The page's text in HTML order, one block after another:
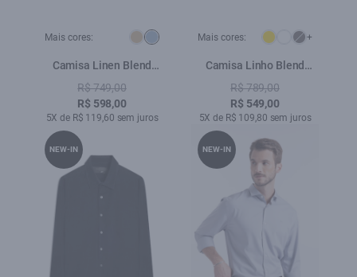
Mais cores:
Camisa Linen Blend
Shore Classic Italian Azul
Bic
R$ 749,00
R$ 598,00
5X de R$ 119,60 sem juros
Mais cores: +
Camisa Linho Blend
Classic Anatomic Rosa
Velho
R$ 789,00
R$ 549,00
5X de R$ 109,80 sem juros
NEW-IN NEW-IN